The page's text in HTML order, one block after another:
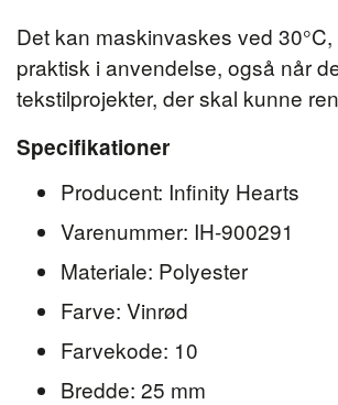
Det kan maskinvaskes ved
praktisk i anvendelse, også når
tekstilprojekter, der skal kunne
Specifikationer
Producent: Infinity Hearts
Varenummer: IH-900291
Materiale: Polyester
Farve: Vinrød
Farvekode: 10
Bredde: 25 mm